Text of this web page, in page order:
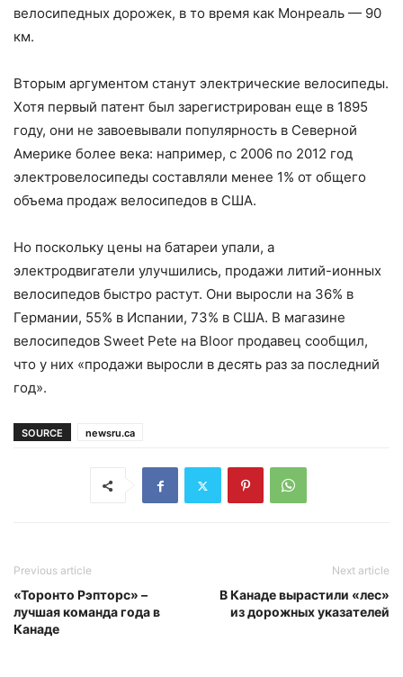
велосипедных дорожек, в то время как Монреаль — 90
км.
Вторым аргументом станут электрические велосипеды.
Хотя первый патент был зарегистрирован еще в 1895
году, они не завоевывали популярность в Северной
Америке более века: например, с 2006 по 2012 год
электровелосипеды составляли менее 1% от общего
объема продаж велосипедов в США.
Но поскольку цены на батареи упали, а
электродвигатели улучшились, продажи литий-ионных
велосипедов быстро растут. Они выросли на 36% в
Германии, 55% в Испании, 73% в США. В магазине
велосипедов Sweet Pete на Bloor продавец сообщил,
что у них «продажи выросли в десять раз за последний
год».
SOURCE newsru.ca
Previous article
«Торонто Рэпторс» –
лучшая команда года в
Канаде
Next article
В Канаде вырастили «лес»
из дорожных указателей